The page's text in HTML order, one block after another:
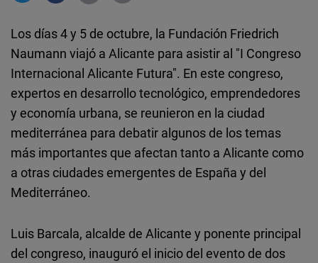
Los días 4 y 5 de octubre, la Fundación Friedrich
Naumann viajó a Alicante para asistir al "I Congreso
Internacional Alicante Futura". En este congreso,
expertos en desarrollo tecnológico, emprendedores
y economía urbana, se reunieron en la ciudad
mediterránea para debatir algunos de los temas
más importantes que afectan tanto a Alicante como
a otras ciudades emergentes de España y del
Mediterráneo.
Luis Barcala, alcalde de Alicante y ponente principal
del congreso, inauguró el inicio del evento de dos
Embed
Cloudinary
Flickr
Embed
Newsletter2go
Embed
Podigee
Embed